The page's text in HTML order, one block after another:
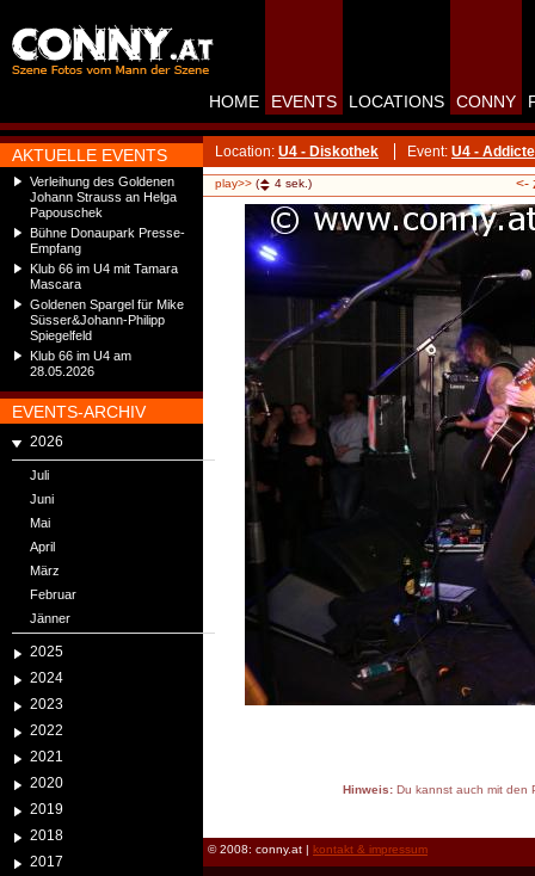
AKTUELLE EVENTS
Verleihung des Goldenen
Johann Strauss an Helga
Papouschek
Bühne Donaupark Presse-
Empfang
Klub 66 im U4 mit Tamara
Mascara
Goldenen Spargel für Mike
Süsser&Johann-Philipp
Spiegelfeld
Klub 66 im U4 am
28.05.2026
EVENTS-ARCHIV
2026
Juli
Juni
Mai
April
März
Februar
Jänner
2025
2024
2023
2022
2021
2020
2019
2018
2017
HOME EVENTS LOCATIONS CONNY
Location: U4 - Diskothek Event: U4 -
play>> ( 4 sek.) <-
Hinweis:Du kannst auch mit den
© 2008: conny.at | kontakt & impressum